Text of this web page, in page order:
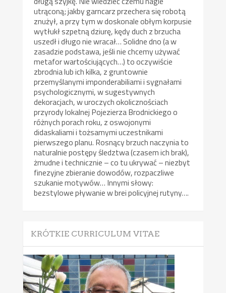
utrąconą; jakby garncarz przechera się robotą
znużył, a przy tym w doskonale obłym korpusie
wytłukł szpetną dziurę, kędy duch z brzucha
uszedł i długo nie wracał… Solidne dno (a w
zasadzie podstawa, jeśli nie chcemy używać
metafor wartościujących…) to oczywiście
zbrodnia lub ich kilka, z gruntownie
przemyślanymi imponderabiliami i sygnałami
psychologicznymi, w sugestywnych
dekoracjach, w uroczych okolicznościach
przyrody lokalnej Pojezierza Brodnickiego o
różnych porach roku, z oswojonymi
didaskaliami i tożsamymi uczestnikami
pierwszego planu. Rosnący brzuch naczynia to
naturalnie postępy śledztwa (czasem ich brak),
żmudne i technicznie – co tu ukrywać – niezbyt
finezyjne zbieranie dowodów, rozpaczliwe
szukanie motywów… Innymi słowy:
bezstylowe pływanie w brei policyjnej rutyny….
KRÓTKIE CURRICULUM VITAE